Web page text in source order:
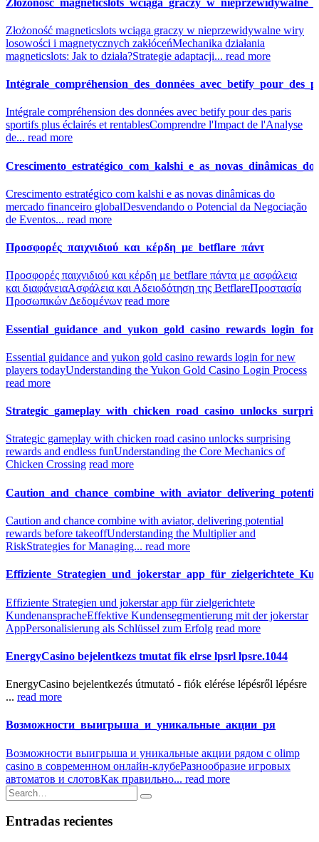
Złożoność magneticslots wciąga graczy w nieprzewidywalne wiry
losowości i magnetycznych zakłóceńMechanika działania
magneticslots: Jak to działa?Strategie adaptacji... read more
Intégrale compréhension des données avec betify pour des paris
sportifs plus éclairés et rentablesComprendre l'Impact de l'Analyse
de... read more
Crescimento estratégico com kalshi e as novas dinâmicas do
mercado financeiro globalDesvendando o Potencial da Negociação
de Eventos... read more
Προσφορές_παιχνιδιού_και_κέρδη_με_betflare_πάντ
Προσφορές παιχνιδιού και κέρδη με betflare πάντα με ασφάλεια
και διαφάνειαΑσφάλεια και Αδειοδότηση της BetflareΠροστασία
Προσωπικών Δεδομένων read more
Essential guidance and yukon gold casino rewards login for new
players todayUnderstanding the Yukon Gold Casino Login Process
read more
Strategic gameplay with chicken road casino unlocks surprising
rewards and endless funUnderstanding the Core Mechanics of
Chicken Crossing read more
Caution and chance combine with aviator, delivering potential
rewards before takeoffUnderstanding the Multiplier and
RiskStrategies for Managing... read more
Effiziente Strategien und jokerstar app für zielgerichtete
KundenanspracheEffektive Kundensegmentierung mit der jokerstar
AppPersonalisierung als Schlüssel zum Erfolg read more
EnergyCasino bejelentkezs tmutat fik elrse lpsrl lpsre.1044
EnergyCasino bejelentkezés útmutató - fiók elérése lépésről lépésre
... read more
Возможности_выигрыша_и_уникальные_акции_ря
Возможности выигрыша и уникальные акции рядом с olimp
casino в современном онлайн-клубеРазнообразие игровых
автоматов и слотовКак правильно... read more
Entradas recientes